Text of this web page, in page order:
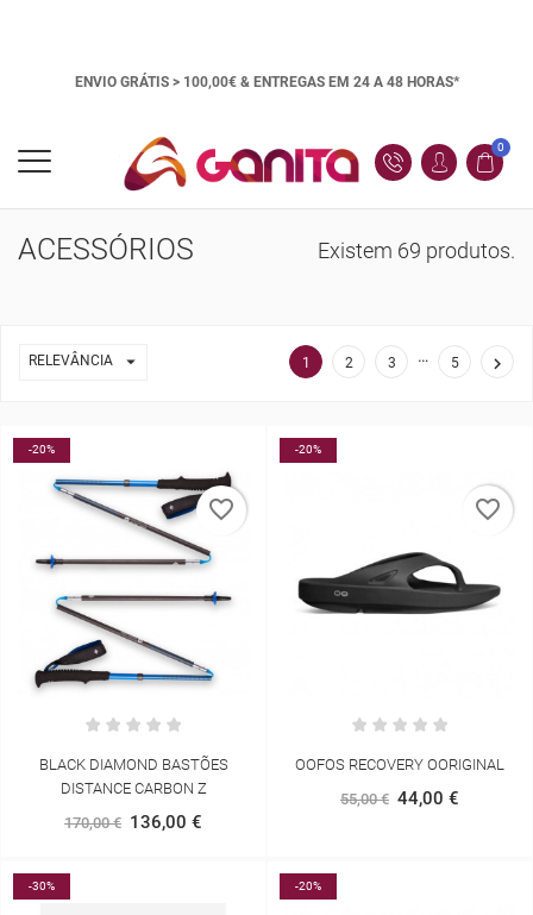
ENVIO GRÁTIS > 100,00€ & ENTREGAS EM 24 A 48 HORAS*
0
ACESSÓRIOS Existem 69 produtos.
RELEVÂNCIA  1 2 3 … 5 
-20%
BLACK DIAMOND BASTÕES
DISTANCE CARBON Z
170,00 € 136,00 €
favorite_border
-20%
OOFOS RECOVERY OORIGINAL
55,00 € 44,00 €
favorite_border
-30% -20%